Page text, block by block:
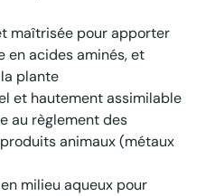
maîtrisée pour apporter
en acides aminés, et
plante
et hautement assimilable
au règlement des
animaux (métaux
milieu aqueux pour